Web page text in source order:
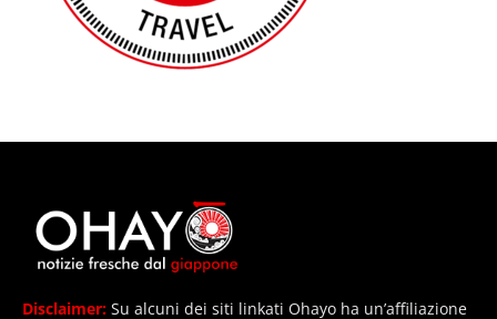
Disclaimer: Su alcuni dei siti linkati Ohayo ha un’affiliazione